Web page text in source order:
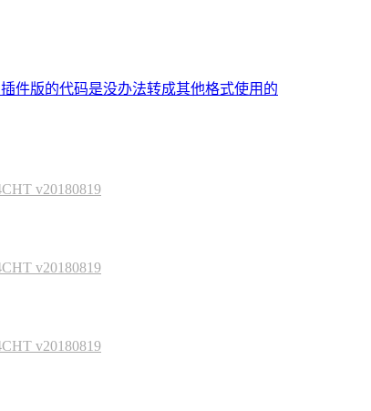
件版的代码是没办法转成其他格式使用的
v20180819
v20180819
v20180819